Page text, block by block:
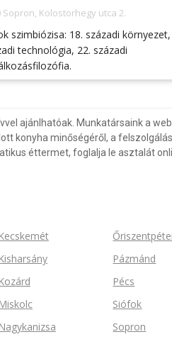
Sopron, Kolostorhegy utca 2.
szimbiózisa: 18. századi környezet,
technológia, 22. századi
ajánlhatóak. Munkatársaink a
konyha minőségéről, a
éttermet, foglalja le asztalát
Kecskemét
Kisharsány
Kozárd
Miskolc
Nagykanizsa
Pázmánd
Pécs
Siófok
Sopron